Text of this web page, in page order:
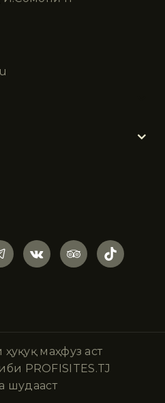
маҳфуз аст
PROFISITES.TJ
шудааст